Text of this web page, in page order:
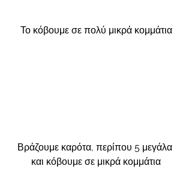
Το κόβουμε σε πολύ μικρά κομμάτια
Βράζουμε καρότα, περίπου 5 μεγάλα
και κόβουμε σε μικρά κομμάτια